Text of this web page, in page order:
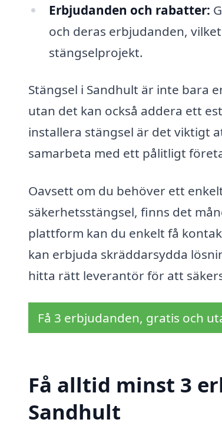
Erbjudanden och rabatter:
och deras erbjudanden,
stängselprojekt.
Stängsel i Sandhult är inte bara
utan det kan också addera ett
installera stängsel är det viktigt
samarbeta med ett pålitligt
Oavsett om du behöver ett
säkerhetsstängsel, finns det
plattform kan du enkelt få
kan erbjuda skräddarsydda
hitta rätt leverantör för att
Få 3 erbjudanden, gratis och
Få alltid minst 3
Sandhult